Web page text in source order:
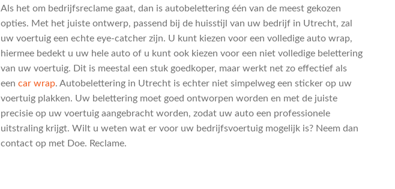
Als het om bedrijfsreclame gaat, dan is autobelettering één van de meest gekozen
opties. Met het juiste ontwerp, passend bij de huisstijl van uw bedrijf in Utrecht, zal
uw voertuig een echte eye-catcher zijn. U kunt kiezen voor een volledige auto wrap,
hiermee bedekt u uw hele auto of u kunt ook kiezen voor een niet volledige belettering
van uw voertuig. Dit is meestal een stuk goedkoper, maar werkt net zo effectief als
een car wrap. Autobelettering in Utrecht is echter niet simpelweg een sticker op uw
voertuig plakken. Uw belettering moet goed ontworpen worden en met de juiste
precisie op uw voertuig aangebracht worden, zodat uw auto een professionele
uitstraling krijgt. Wilt u weten wat er voor uw bedrijfsvoertuig mogelijk is? Neem dan
contact op met Doe. Reclame.